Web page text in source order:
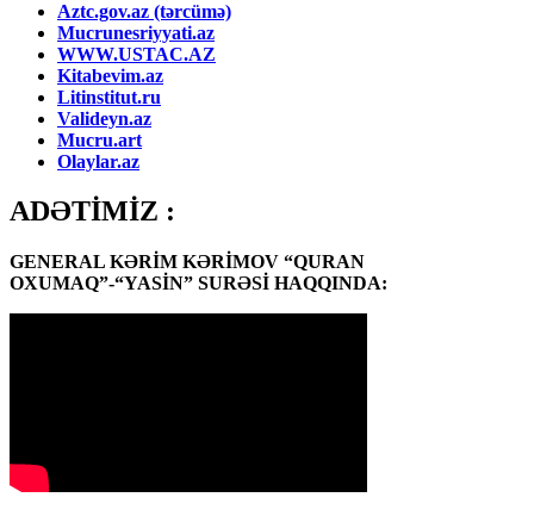
Aztc.gov.az (tərcümə)
Mucrunesriyyati.az
WWW.USTAC.AZ
Kitabevim.az
Litinstitut.ru
Valideyn.az
Mucru.art
Olaylar.az
ADƏTİMİZ :
GENERAL KƏRİM KƏRİMOV “QURAN
OXUMAQ”-“YASİN” SURƏSİ HAQQINDA: